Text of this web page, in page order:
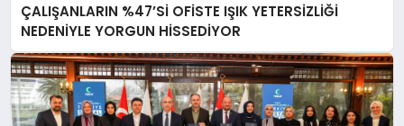
ÇALIŞANLARIN %47’Sİ OFİSTE IŞIK YETERSİZLİĞİ
NEDENİYLE YORGUN HİSSEDİYOR